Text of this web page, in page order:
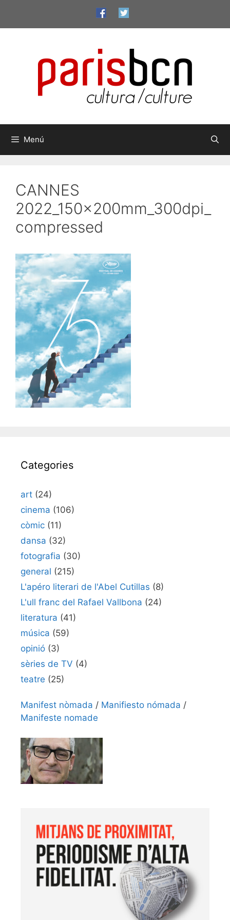
contingut
Menú
CANNES
2022_150x200mm_300dpi_
compressed
Categories
art (24)
cinema (106)
còmic (11)
dansa (32)
fotografia (30)
general (215)
L'apéro literari de l'Abel Cutillas (8)
L'ull franc del Rafael Vallbona (24)
literatura (41)
música (59)
opinió (3)
sèries de TV (4)
teatre (25)
Manifest nòmada / Manifiesto nómada /
Manifeste nomade